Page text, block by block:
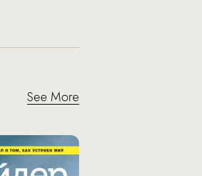
See More